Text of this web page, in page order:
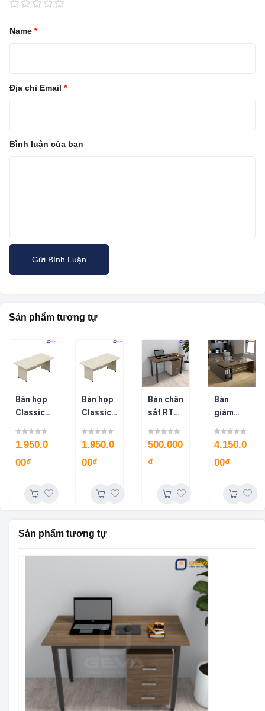
Bình luận của bạn
Name *
Địa chỉ Email *
Sản phẩm tương tự
Bàn họp
Classic
1.950.0
00₫
Bàn họp
Classic
1.950.0
00₫
Bàn chân
sắt RT
500.000
₫
Bàn
giám
chữ L –
4.150.0
00₫
Sản phẩm tương tự